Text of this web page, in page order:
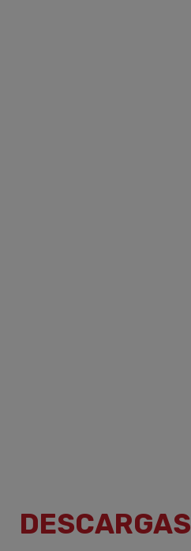
DESCARGAS